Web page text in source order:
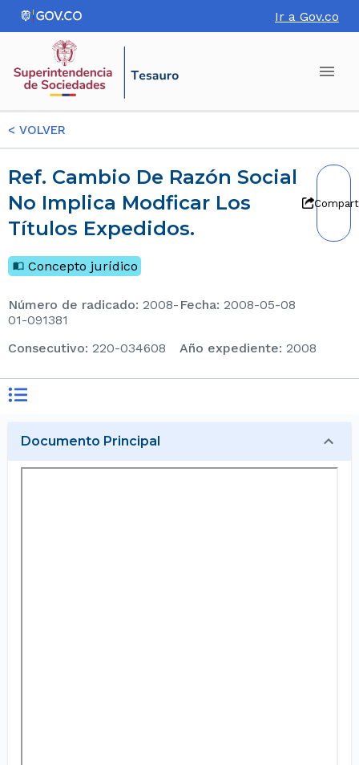
Ir a Gov.co
< VOLVER
Ref. Cambio De Razón Social
No Implica Modficar Los
Títulos Expedidos.
Concepto jurídico
Número de radicado: 2008-
01-091381
Fecha: 2008-05-08
consecutivo: 220-034608 Año expediente: 2008
Documento Principal